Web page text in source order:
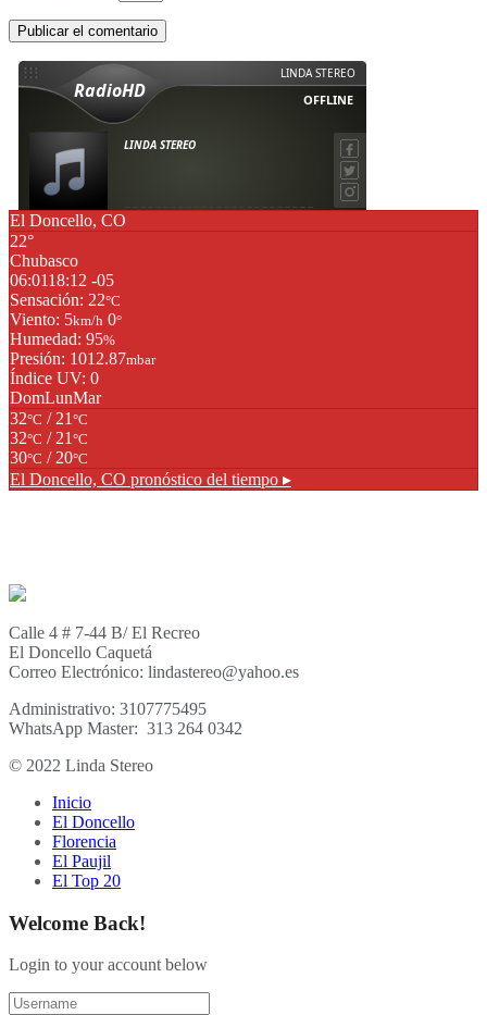
El Doncello, CO
22°
Chubasco
06:0118:12 -05
Sensación: 22°C
Viento: 5km/h 0°
Humedad: 95%
Presión: 1012.87mbar
Índice UV: 0
DomLunMar
32°C / 21 °C
32°C / 21 °C
30°C / 20°C
El Doncello, CO pronóstico del tiempo ▸
Calle 4 # 7-44 B/ El Recreo
El Doncello Caquetá
Correo Electrónico: lindastereo@yahoo.es
Administrativo: 3107775495
WhatsApp Master: 313 264 0342
© 2022 Linda Stereo
Inicio
El Doncello
Florencia
El Paujil
El Top 20
Welcome Back!
Login to your account below